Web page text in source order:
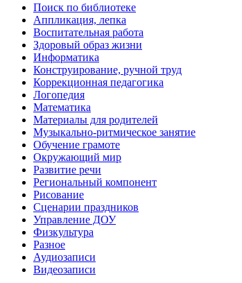
Поиск по библиотеке
Аппликация, лепка
Воспитательная работа
Здоровый образ жизни
Информатика
Конструирование, ручной труд
Коррекционная педагогика
Логопедия
Математика
Материалы для родителей
Музыкально-ритмическое занятие
Обучение грамоте
Окружающий мир
Развитие речи
Региональный компонент
Рисование
Сценарии праздников
Управление ДОУ
Физкультура
Разное
Аудиозаписи
Видеозаписи